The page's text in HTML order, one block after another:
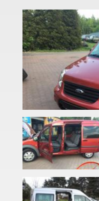
C-Max Mk1 (CB3)
C-Max Mk2 (CB7)
Grand С-Max (CB7)
Focus C-Max (DM2)
EcoSport Mk2
EDGE Mk2 (CD4)
Explorer III (U152)
Explorer IV (U251)
Explorer V (U502)